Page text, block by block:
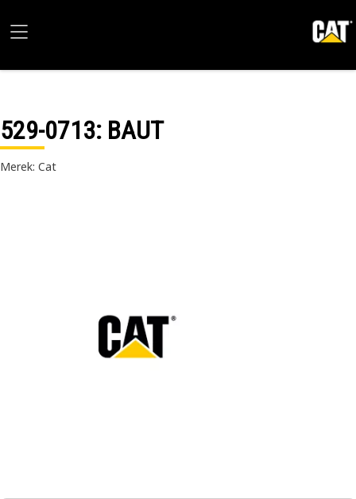
529-0713: BAUT
Merek: Cat